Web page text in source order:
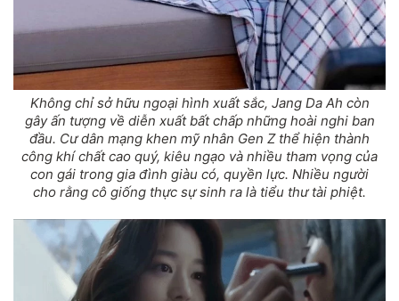
Không chỉ sở hữu ngoại hình xuất sắc, Jang Da Ah còn
gây ấn tượng về diễn xuất bất chấp những hoài nghi ban
đầu. Cư dân mạng khen mỹ nhân Gen Z thể hiện thành
công khí chất cao quý, kiêu ngạo và nhiều tham vọng của
con gái trong gia đình giàu có, quyền lực. Nhiều người
cho rằng cô giống thực sự sinh ra là tiểu thư tài phiệt.